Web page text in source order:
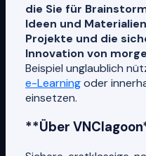
die Sie für
Ideen und
Projekte und die
Innovation von
Beispiel unglaublich
e-Learningoder
einsetzen.
**Über